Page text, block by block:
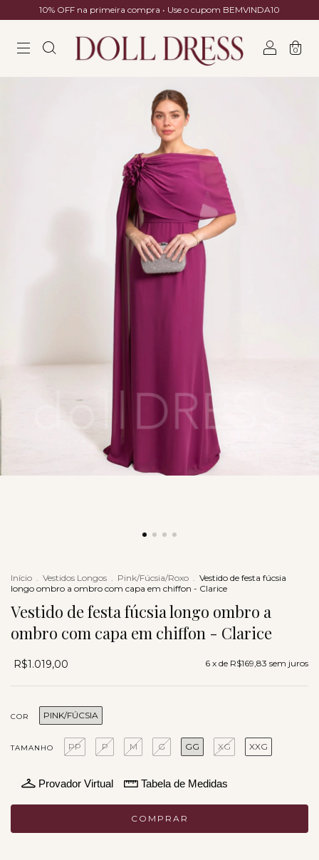
10% OFF na primeira compra • Use o cupom BEMVINDA10
0
Início . Vestidos Longos . Pink/Fúcsia/Roxo . Vestido de festa fúcsia
longo ombro a ombro com capa em chiffon - Clarice
Vestido de festa fúcsia longo ombro a
ombro com capa em chiffon - Clarice
R$1.019,00 6 x de R$169,83 sem juros
COR PINK/FÚCSIA
TAMANHO PP P M G GG XG XXG
Provador Virtual Tabela de Medidas